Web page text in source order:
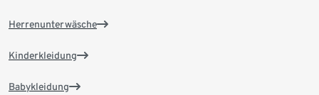
Herrenunterwäsche
Kinderkleidung
Babykleidung